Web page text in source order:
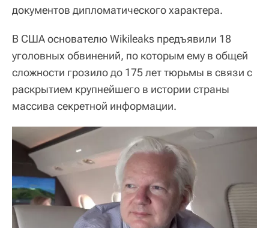
документов дипломатического характера.
В США основателю Wikileaks предъявили 18
уголовных обвинений, по которым ему в общей
сложности грозило до 175 лет тюрьмы в связи с
раскрытием крупнейшего в истории страны
массива секретной информации.